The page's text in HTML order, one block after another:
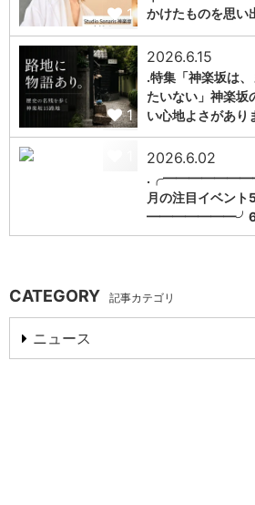
1
かけたものを思い
1
2026.6.15
.特集「神楽坂は
たいない」神楽坂
い心地よさがあ
2026.6.02
月の注目イベ
━━━━━━━╯6月
CATEGORY 記事カテゴリ
ニュース